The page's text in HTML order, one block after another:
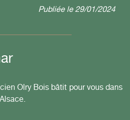
Publiée le 29/01/2024
Olry Bois bâtit pour vous dans